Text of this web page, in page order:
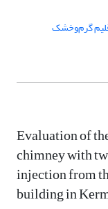
گرم‌و‌خشک
Evaluation of
chimney with
injection from
building in